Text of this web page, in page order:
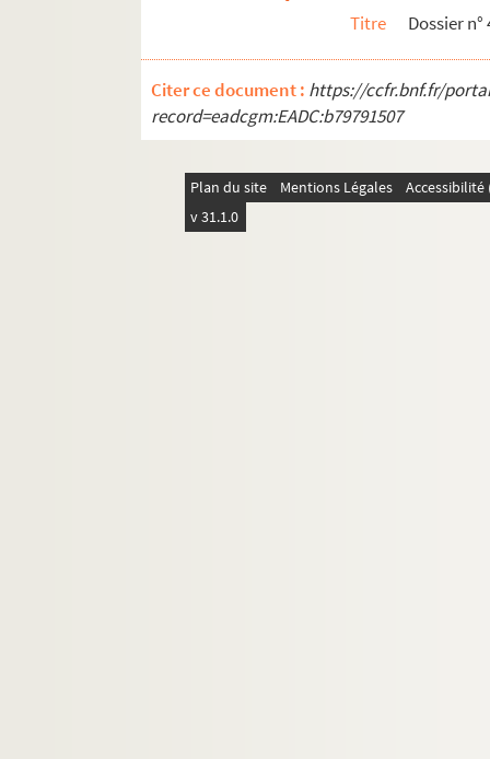
Titre Dossier n°
Citer ce document : https://ccfr.bnf.fr/
record=eadcgm:EADC:b79791507
Plan du site Mentions Légales
v 31.1.0